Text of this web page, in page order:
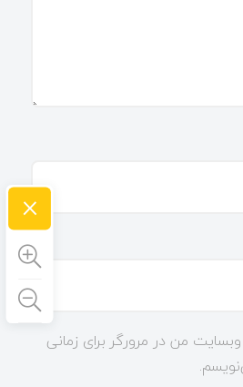
من در مرورگر برای زمانی
×